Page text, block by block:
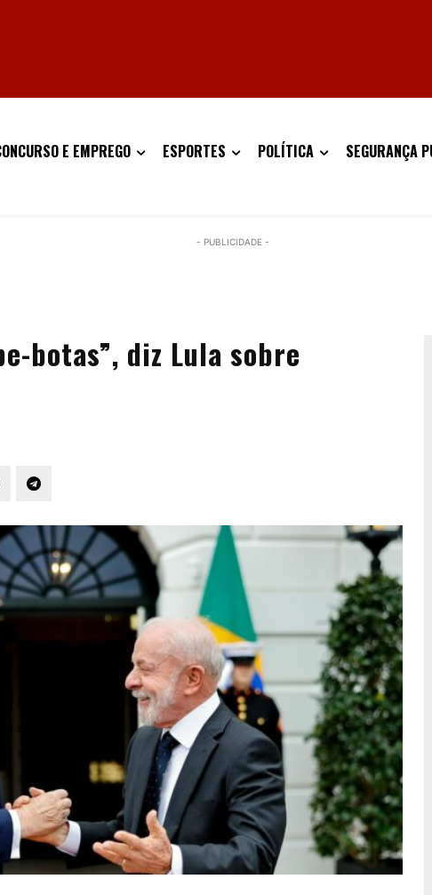
E EMPREGO ESPORTES POLÍTICA SEGURANÇA
- PUBLICIDADE -
botas”, diz Lula sobre